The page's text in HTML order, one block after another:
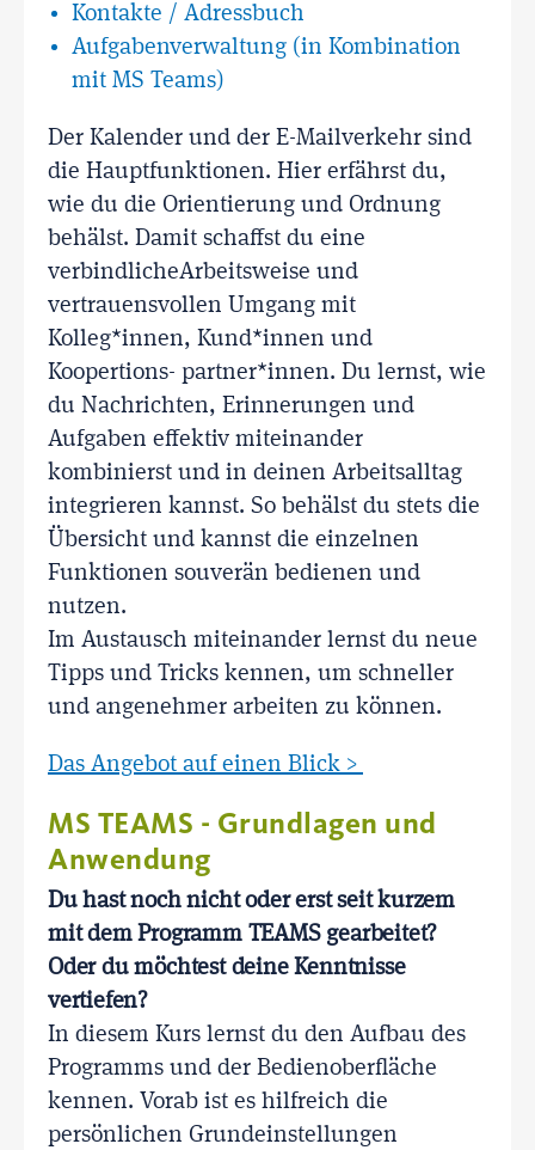
Kontakte / Adressbuch
Aufgabenverwaltung (in Kombination
mit MS Teams)
Der Kalender und der E-Mailverkehr sind
die Hauptfunktionen. Hier erfährst du,
wie du die Orientierung und Ordnung
behälst. Damit schaffst du eine
verbindlicheArbeitsweise und
vertrauensvollen Umgang mit
Kolleg*innen, Kund*innen und
Koopertions- partner*innen. Du lernst, wie
du Nachrichten, Erinnerungen und
Aufgaben effektiv miteinander
kombinierst und in deinen Arbeitsalltag
integrieren kannst. So behälst du stets die
Übersicht und kannst die einzelnen
Funktionen souverän bedienen und
nutzen.
Im Austausch miteinander lernst du neue
Tipps und Tricks kennen, um schneller
und angenehmer arbeiten zu können.
Das Angebot auf einen Blick >
MS TEAMS - Grundlagen und
Anwendung
Du hast noch nicht oder erst seit kurzem
mit dem Programm TEAMS gearbeitet?
Oder du möchtest deine Kenntnisse
vertiefen?
In diesem Kurs lernst du den Aufbau des
Programms und der Bedienoberfläche
kennen. Vorab ist es hilfreich die
persönlichen Grundeinstellungen